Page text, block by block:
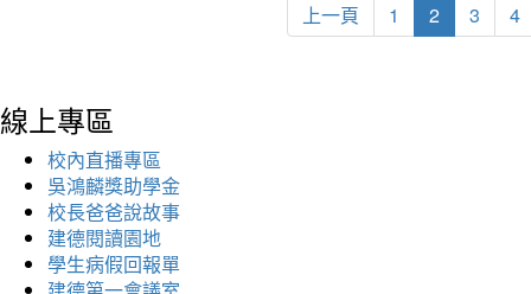
上一頁 1 2 3 4
線上專區
校內直播專區
吳鴻麟獎助學金
校長爸爸說故事
建德閱讀園地
學生病假回報單